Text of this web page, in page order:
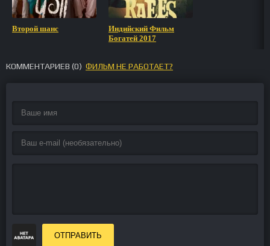
Второй шанс
Индийский Фильм
Богатей 2017
КОММЕНТАРИЕВ (0) ФИЛЬМ НЕ РАБОТАЕТ?
ОТПРАВИТЬ